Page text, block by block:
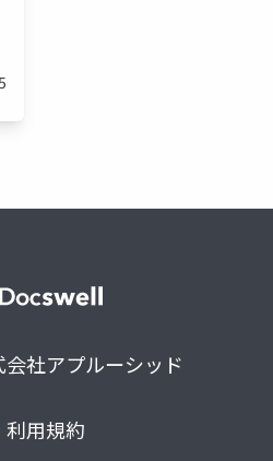
社アプルーシッド
利用規約